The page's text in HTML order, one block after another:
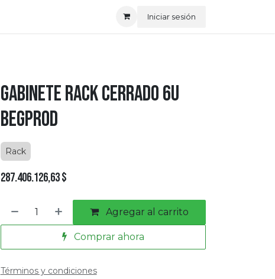
Iniciar sesión
Gabinete Rack Cerrado 6U
Begprod
Rack
287.406.126,63$
Agregar al carrito
Comprar ahora
Términos y condiciones